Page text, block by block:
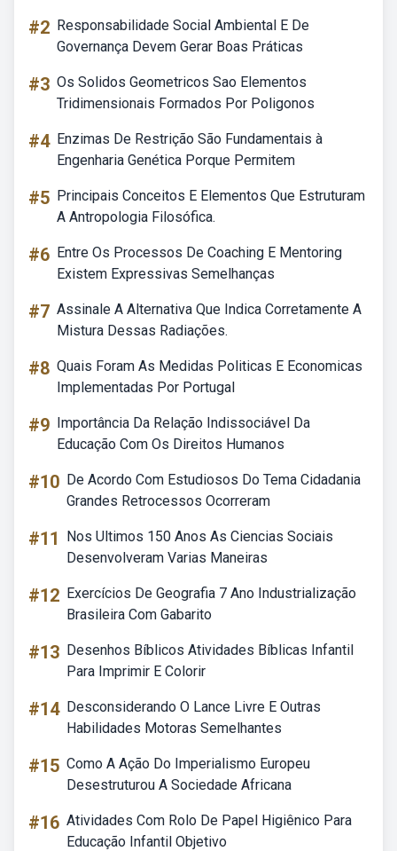
#2 Responsabilidade Social Ambiental E De
Governança Devem Gerar Boas Práticas
#3 Os Solidos Geometricos Sao Elementos
Tridimensionais Formados Por Poligonos
#4 Enzimas De Restrição São Fundamentais à
Engenharia Genética Porque Permitem
#5 Principais Conceitos E Elementos Que Estruturam
A Antropologia Filosófica.
#6 Entre Os Processos De Coaching E Mentoring
Existem Expressivas Semelhanças
#7 Assinale A Alternativa Que Indica Corretamente A
Mistura Dessas Radiações.
#8 Quais Foram As Medidas Politicas E Economicas
Implementadas Por Portugal
#9 Importância Da Relação Indissociável Da
Educação Com Os Direitos Humanos
#10 De Acordo Com Estudiosos Do Tema Cidadania
Grandes Retrocessos Ocorreram
#11
Nos Ultimos 150 Anos As Ciencias Sociais
Desenvolveram Varias Maneiras
#12 Exercícios De Geografia 7 Ano Industrialização
Brasileira Com Gabarito
#13 Desenhos Bíblicos Atividades Bíblicas Infantil
Para Imprimir E Colorir
#14 Desconsiderando O Lance Livre E Outras
Habilidades Motoras Semelhantes
#15 Como A Ação Do Imperialismo Europeu
Desestruturou A Sociedade Africana
#16 Atividades Com Rolo De Papel Higiênico Para
Educação Infantil Objetivo